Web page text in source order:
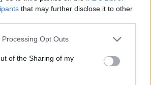
that may further disclose it to other
website/app uses one or more Google
or usage behaviour. You may click to
to Google and its third-party tags to
specified purposes in below Google
Opt Outs
of the Sharing of my